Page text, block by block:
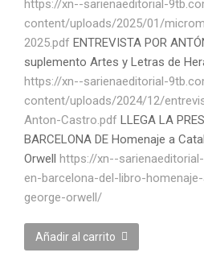
https://xn--sarienaeditorial-
content/uploads/2025/01/
2025.pdf ENTREVISTA POR
suplemento Artes y Letras de
https://xn--sarienaeditorial-
content/uploads/2024/12/
Anton-Castro.pdf LLEGA LA
BARCELONA DE Homenaje a
Orwell https://xn--
en-barcelona-del-libro-
george-orwell/
Añadir al carrito